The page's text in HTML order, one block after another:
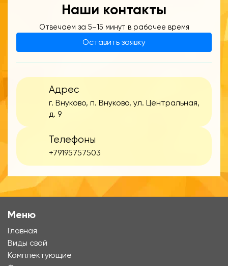
Наши контакты
Отвечаем за 5–15 минут в рабочее время
Оставить заявку
Адрес
г. Внуково, п. Внуково, ул. Центральная,
д. 9
Телефоны
+79195757503
Меню
Главная
Виды свай
Комплектующие